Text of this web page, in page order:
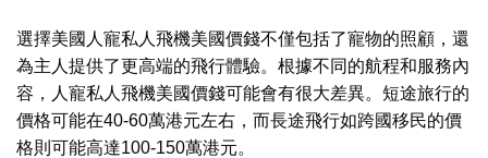
選擇美國 人寵私人飛機美國價錢不僅包括了寵物的照顧，還
為主人提供了更高端的飛行體驗。根據不同的航程和服務內
容，人寵私人飛機美國價錢可能會有很大差異。短途旅行的
價格可能在40-60萬港元左右，而長途飛行如跨國移民的價
格則可能高達100-150萬港元。